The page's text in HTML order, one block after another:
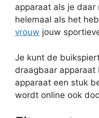
apparaat als je
helemaal als het
vrouw jouw
Je kunt de
draagbaar apparaat
apparaat een stuk
wordt online ook